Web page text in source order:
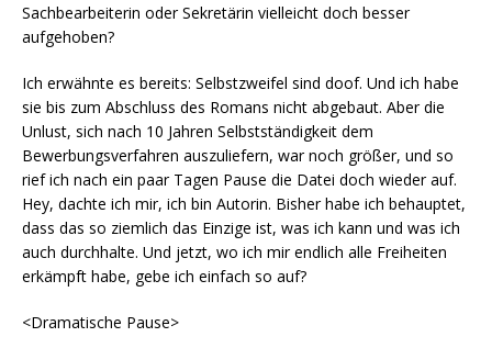
Sachbearbeiterin oder Sekretärin vielleicht doch besser
aufgehoben?
Ich erwähnte es bereits: Selbstzweifel sind doof. Und ich habe
sie bis zum Abschluss des Romans nicht abgebaut. Aber die
Unlust, sich nach 10 Jahren Selbstständigkeit dem
Bewerbungsverfahren auszuliefern, war noch größer, und so
rief ich nach ein paar Tagen Pause die Datei doch wieder auf.
Hey, dachte ich mir, ich bin Autorin. Bisher habe ich behauptet,
dass das so ziemlich das Einzige ist, was ich kann und was ich
auch durchhalte. Und jetzt, wo ich mir endlich alle Freiheiten
erkämpft habe, gebe ich einfach so auf?
<Dramatische Pause>